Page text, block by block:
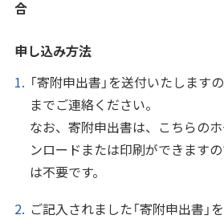
合
申し込み方法
「寄附申出書」を送付いたします
までご連絡ください。
なお、寄附申出書は、こちらの
ンロードまたは印刷ができます
は不要です。
ご記入されました「寄附申出書」